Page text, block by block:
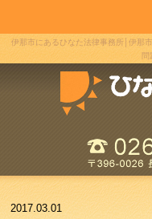
伊那市にあるひなた法律事務所│伊那
2017.03.01